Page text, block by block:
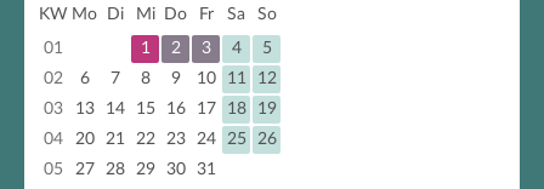
Brückentage 2025
Kalender 2025 zum Ausdrucken
EXCEL-Kalender 2025
nicht gesetzliche Feiertage
Brückentage
lange Wochenenden
KW Mo Di Mi Do Fr Sa
So
01
1 2 3 4
5
02
6 7 8 9 10 11
12
03
13 14 15 16 17 18
19
04
20 21 22 23 24 25
26
05
27 28 29 30 31